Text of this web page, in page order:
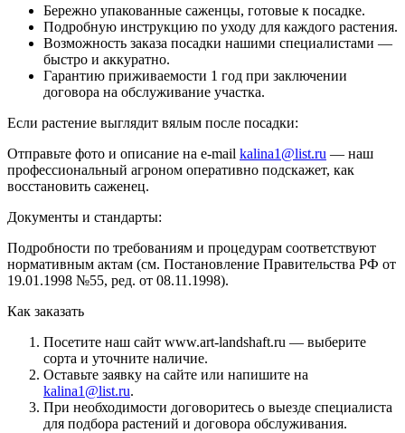
Бережно упакованные саженцы, готовые к посадке.
Подробную инструкцию по уходу для каждого растения.
Возможность заказа посадки нашими специалистами —
быстро и аккуратно.
Гарантию приживаемости 1 год при заключении
договора на обслуживание участка.
Если растение выглядит вялым после посадки:
Отправьте фото и описание на e-mail kalina1@list.ru — наш
профессиональный агроном оперативно подскажет, как
восстановить саженец.
Документы и стандарты:
Подробности по требованиям и процедурам соответствуют
нормативным актам (см. Постановление Правительства РФ от
19.01.1998 №55, ред. от 08.11.1998).
Как заказать
Посетите наш сайт www.art-landshaft.ru — выберите
сорта и уточните наличие.
Оставьте заявку на сайте или напишите на
kalina1@list.ru.
При необходимости договоритесь о выезде специалиста
для подбора растений и договора обслуживания.